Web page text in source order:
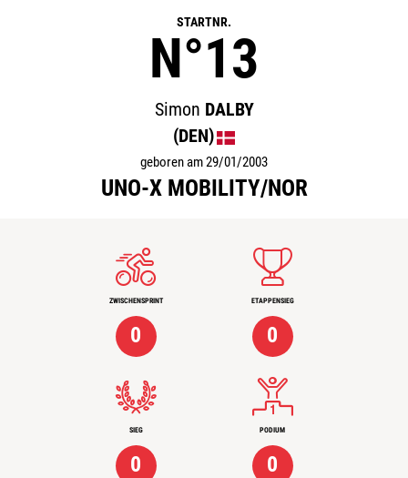
STARTNR.
N°13
Simon DALBY
(DEN)
geboren am 29/01/2003
UNO-X MOBILITY/NOR
ZWISCHENSPRINT
0
ETAPPENSIEG
0
SIEG
0
PODIUM
0